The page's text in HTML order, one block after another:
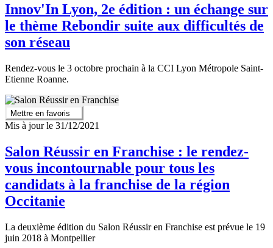
Innov'In Lyon, 2e édition : un échange sur
le thème Rebondir suite aux difficultés de
son réseau
Rendez-vous le 3 octobre prochain à la CCI Lyon Métropole Saint-
Etienne Roanne.
Mettre en favoris
Mis à jour le 31/12/2021
Salon Réussir en Franchise : le rendez-
vous incontournable pour tous les
candidats à la franchise de la région
Occitanie
La deuxième édition du Salon Réussir en Franchise est prévue le 19
juin 2018 à Montpellier